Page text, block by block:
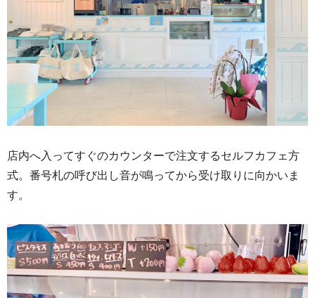
店内へ入ってすぐのカウンターで注文するセルフカフェ方
式。番号札の呼び出し音が鳴ってから受け取りに向かいま
す。